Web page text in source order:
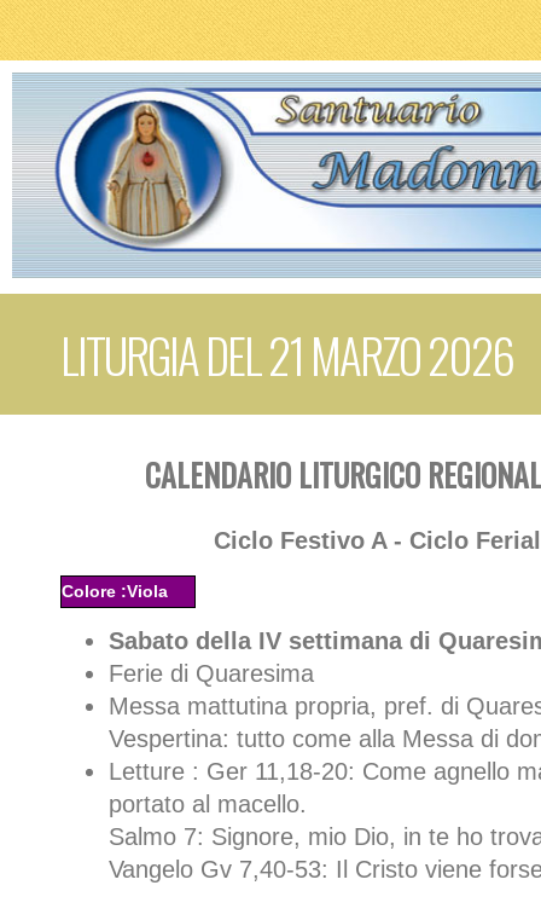
LITURGIA DEL 21 MARZO 2026
CALENDARIO LITURGICO
Ciclo Festivo A - Ciclo
Colore :Viola
Sabato della IV settimana di
Ferie di Quaresima
Messa mattutina propria, pref. di
Vespertina: tutto come alla Messa di
Letture : Ger 11,18-20: Come agnello
portato al macello.
Salmo 7: Signore, mio Dio, in te ho
Vangelo Gv 7,40-53: Il Cristo viene